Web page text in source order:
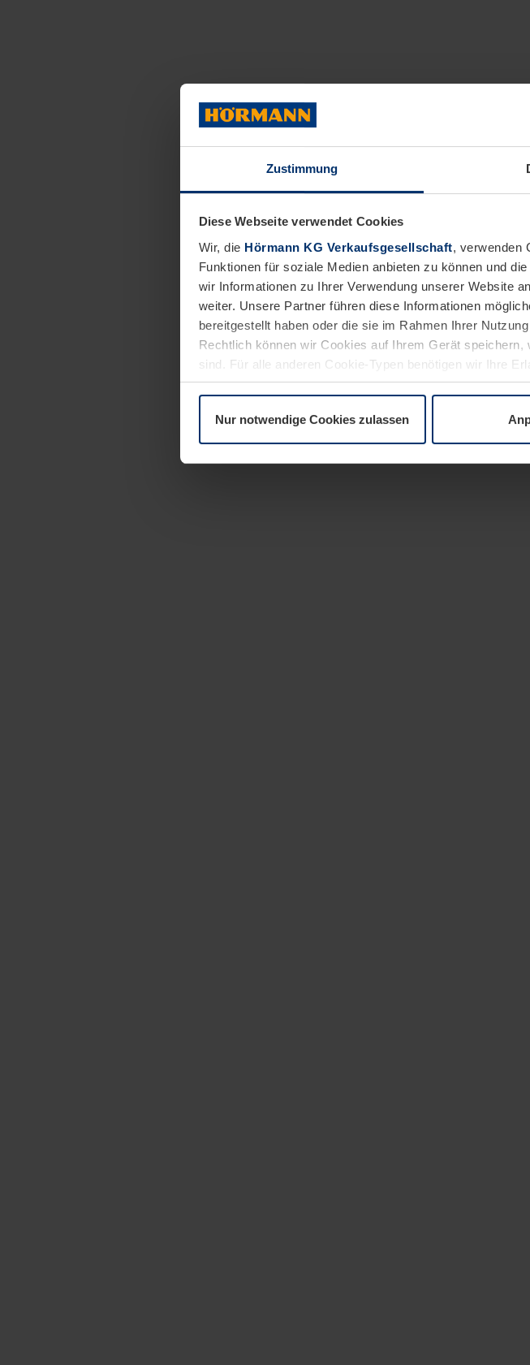
Zustimmung
Diese Webseite verwendet Cookies
Wir, die Hörmann KG Verkaufsgesellschaft, verwenden
Funktionen für soziale Medien anbieten zu können und
wir Informationen zu Ihrer Verwendung unserer Website
weiter. Unsere Partner führen diese Informationen
bereitgestellt haben oder die sie im Rahmen Ihrer
Rechtlich können wir Cookies auf Ihrem Gerät
sind. Für alle anderen Cookie-Typen benötigen wir Ihre
Erläuterung auf der SeiteDatenschutzerklärungunserer
Nur notwendige Cookies zulassen